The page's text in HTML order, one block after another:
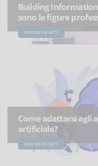
Building Information
sono le figure
UNO DEI PIÙ LETTI
Come adattarsi agli
artificiale?
UNO DEI PIÙ LETTI